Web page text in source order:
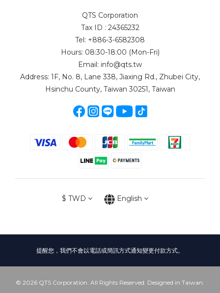
QTS Corporation
Tax ID : 24365232
Tel: +886-3-6582308
Hours: 08:30-18:00 (Mon-Fri)
Email: info@qts.tw
Address: 1F, No. 8, Lane 338, Jiaxing Rd., Zhubei City,
Hsinchu County, Taiwan 30251, Taiwan
$ TWD English
提醒您，我們不會以電話或簡訊方式通知變更付款方式。
© 2026 QTS Corporation. All Rights Reserved. Designed in Taiwan.